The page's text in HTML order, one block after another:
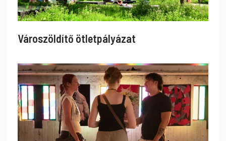
Városzöldítő ötletpályázat